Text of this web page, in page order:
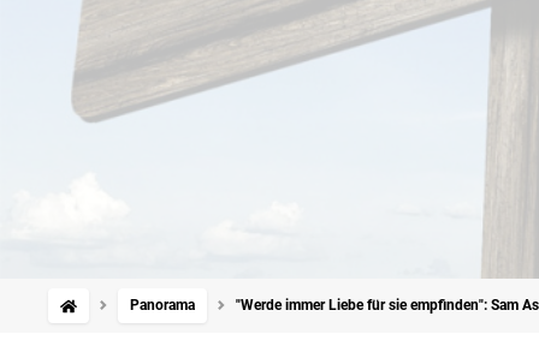
Panorama "Werde immer Liebe für sie empfinden": Sam